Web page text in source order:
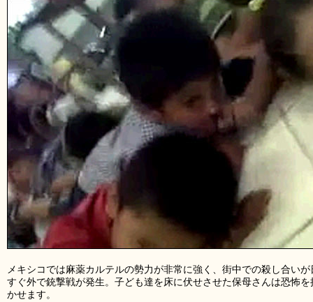
メキシコでは麻薬カルテルの勢力が非常に強く、街中での殺し合い
すぐ外で銃撃戦が発生。子ども達を床に伏せさせた保母さんは恐怖
かせます。